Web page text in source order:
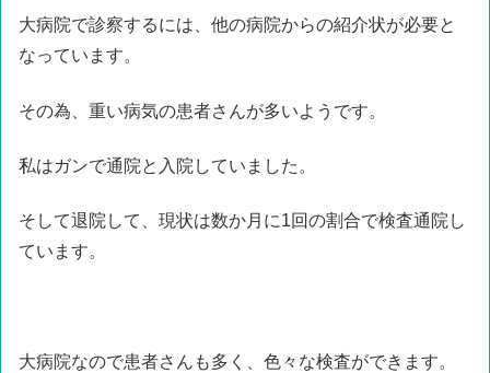
大病院で診察するには、他の病院からの紹介状が必要と
なっています。
その為、重い病気の患者さんが多いようです。
私はガンで通院と入院していました。
そして退院して、現状は数か月に1回の割合で検査通院し
ています。
大病院なので患者さんも多く、色々な検査ができます。